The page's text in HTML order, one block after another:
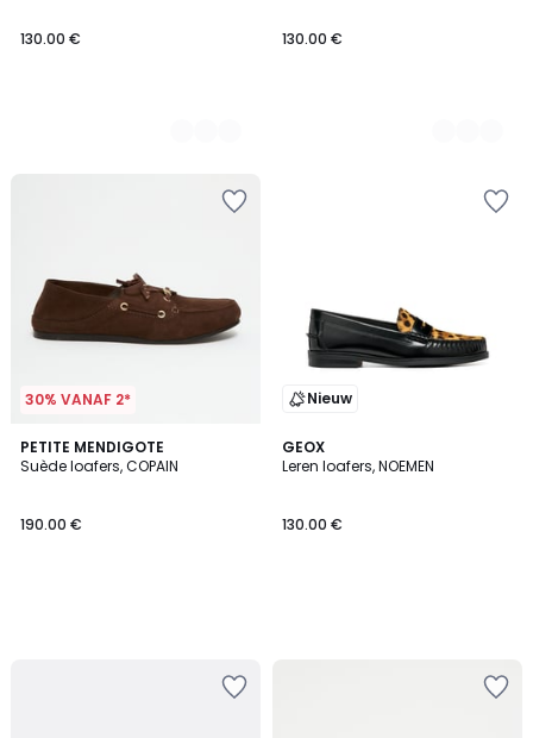
130.00 € 130.00 €
30% VANAF 2*
PETITE MENDIGOTE
Suède loafers, COPAIN
190.00 €
Nieuw
GEOX
Leren loafers, NOEMEN
130.00 €